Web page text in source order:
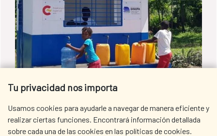
Una alianza entre España, EE.UU. y
Haití logra el acceso del agua
Tu privacidad nos importa
Usamos cookies para ayudarle a navegar de manera eficiente y
realizar ciertas funciones. Encontrará información detallada
sobre cada una de las cookies en las políticas de cookies.